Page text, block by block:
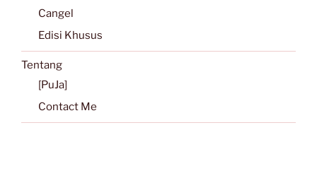
Cangel
Edisi Khusus
Tentang
[PuJa]
Contact Me